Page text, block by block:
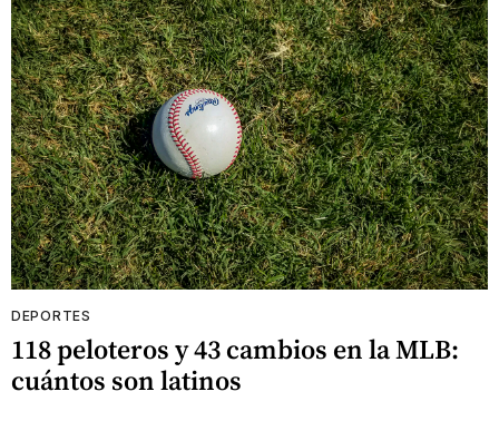
DEPORTES
118 peloteros y 43 cambios en la MLB:
cuántos son latinos